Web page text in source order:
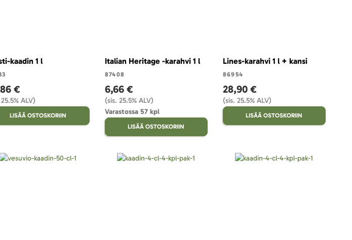
kaadin 1 l
€
ALV)
LISÄÄ OSTOSKORIIN
Italian Heritage -karahvi 1 l
87408
6,66 €
(sis. 25.5% ALV)
Varastossa 57 kpl
LISÄÄ OSTOSKORIIN
Lines-karahvi 1 l + kansi
86954
28,90 €
(sis. 25.5% ALV)
LISÄÄ OSTOSKORIIN